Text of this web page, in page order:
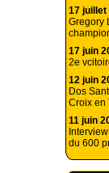
17 juillet
Gregory
17 juin
2e
12 juin
Dos
Croix en
11 juin
du 600